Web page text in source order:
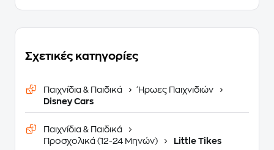
Σχετικές κατηγορίες
Παιχνίδια & Παιδικά
Ήρωες Παιχνιδιών
Disney Cars
Παιχνίδια & Παιδικά
Προσχολικά (12-24 Μηνών)
Little Tikes